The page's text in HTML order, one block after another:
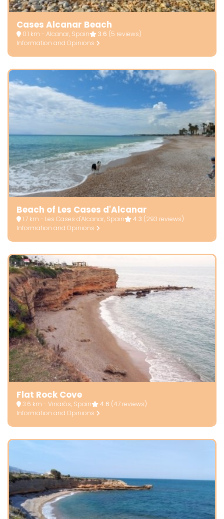
Cases Alcanar Beach
0.1 km - Alcanar, Spain 3.6 (5 reviews)
Information and Opinions
Beach of Les Cases d'Alcanar
1.7 km - Les Cases d'Alcanar, Spain 4.3 (293 reviews)
Information and Opinions
Flat Rock Cove
3.6 km - Vinaròs, Spain 4.6 (47 reviews)
Information and Opinions